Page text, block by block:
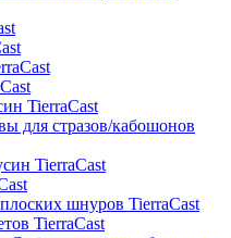
TierraCast
для стразов/кабошонов
TierraCast
шнуров TierraCast
TierraCast